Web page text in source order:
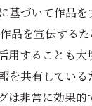
基づいて作品
品を宣伝する
用することも大
を共有している
は非常に効果的